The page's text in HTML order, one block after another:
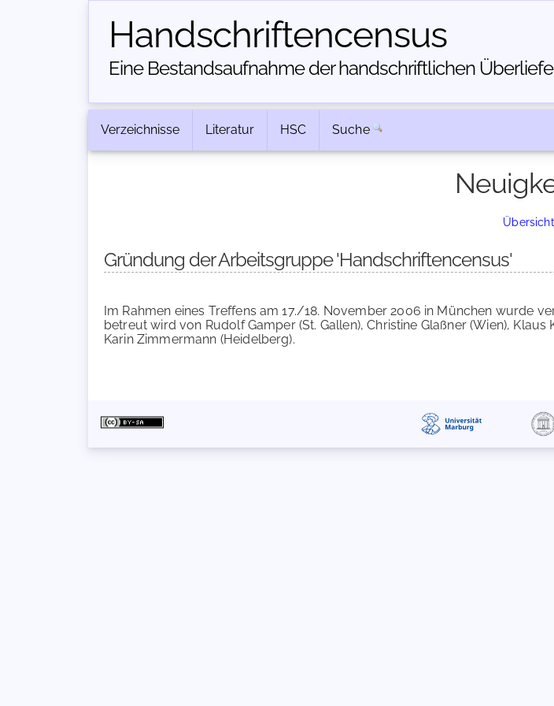
Handschriften­census
Eine Bestandsaufnahme der handschriftlichen
Verzeichnisse Literatur HSC Suche
Übersicht
Gründung der Arbeitsgruppe 'Handschriftencensus'
Im Rahmen eines Treffens am 17./18. November 2006 in München wurde
betreut wird von Rudolf Gamper (St. Gallen), Christine Glaßner (Wien),
Karin Zimmermann (Heidelberg).